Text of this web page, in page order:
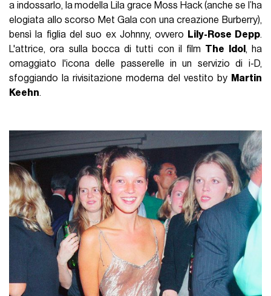
a indossarlo, la modella Lila grace Moss Hack (anche se l’ha
elogiata allo scorso Met Gala con una creazione Burberry),
bensì la figlia del suo ex Johnny, ovvero Lily-Rose Depp.
L'attrice, ora sulla bocca di tutti con il film The Idol , ha
omaggiato l'icona delle passerelle in un servizio di i-D,
sfoggiando la rivisitazione moderna del vestito by Martin
Keehn.